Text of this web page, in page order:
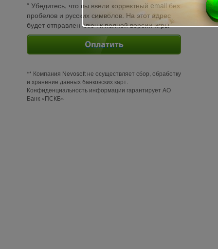
* Убедитесь, что вы ввели корректный email без
пробелов и русских символов. На этот адрес
будет отправлен ключ к полной версии игры
** Компания Nevosoft не осуществляет сбор, обработку
и хранение данных банковских карт.
Конфиденциальность информации гарантирует АО
Банк «ПСКБ»